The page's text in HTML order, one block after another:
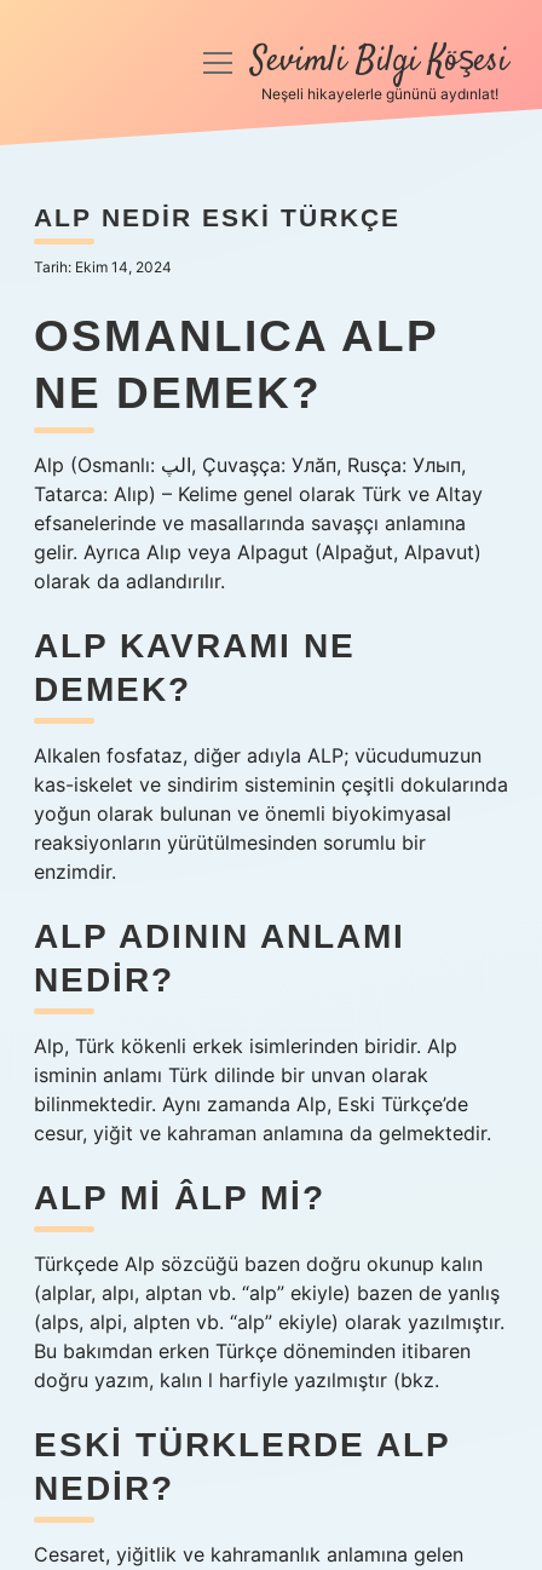
Anasayfa
Yasal Uyarı
menüyüSevimli Bilgi Köşesi
Neşeli hikayelerle gününü aydınlat!
ALP NEDIR ESKI TÜRKÇE
Tarih: Ekim 14, 2024
OSMANLICA ALP
NE DEMEK?
Alp (Osmanlı: الپ, Çuvaşça: Улăп, Rusça: Улып,
Tatarca: Alıp) – Kelime genel olarak Türk ve Altay
efsanelerinde ve masallarında savaşçı anlamına
gelir. Ayrıca Alıp veya Alpagut (Alpağut, Alpavut)
olarak da adlandırılır.
ALP KAVRAMI NE
DEMEK?
Alkalen fosfataz, diğer adıyla ALP; vücudumuzun
kas-iskelet ve sindirim sisteminin çeşitli dokularında
yoğun olarak bulunan ve önemli biyokimyasal
reaksiyonların yürütülmesinden sorumlu bir
enzimdir.
ALP ADININ ANLAMI
NEDIR?
Alp, Türk kökenli erkek isimlerinden biridir. Alp
isminin anlamı Türk dilinde bir unvan olarak
bilinmektedir. Aynı zamanda Alp, Eski Türkçe’de
cesur, yiğit ve kahraman anlamına da gelmektedir.
ALP MI ÂLP MI?
Türkçede Alp sözcüğü bazen doğru okunup kalın
(alplar, alpı, alptan vb. “alp” ekiyle) bazen de yanlış
(alps, alpi, alpten vb. “alp” ekiyle) olarak yazılmıştır.
Bu bakımdan erken Türkçe döneminden itibaren
doğru yazım, kalın l harfiyle yazılmıştır (bkz.
ESKI TÜRKLERDE ALP
NEDIR?
Cesaret, yiğitlik ve kahramanlık anlamına gelen